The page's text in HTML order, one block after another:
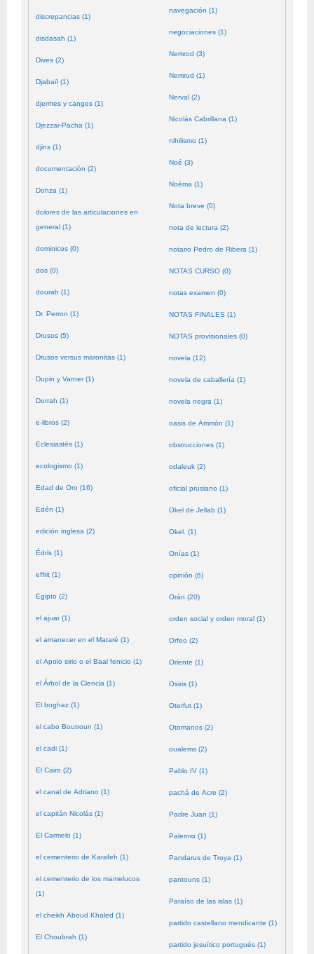
discrepancias (1)
disdasah (1)
Dives (2)
Djabaïl (1)
djermes y canges (1)
Djezzar-Pacha (1)
djins (1)
documentación (2)
Dohza (1)
dolores de las articulaciones en
general (1)
dominicos (0)
dos (0)
dourah (1)
Dr. Perron (1)
Drusos (5)
Drusos versus maronitas (1)
Dupin y Varner (1)
Durrah (1)
e-libros (2)
Eclesiastés (1)
ecologismo (1)
Edad de Oro (16)
Edén (1)
edición inglesa (2)
Édris (1)
effrit (1)
Egipto (2)
el ajuar (1)
el amanecer en el Mataré (1)
el Apolo sirio o el Baal fenicio (1)
el Árbol de la Ciencia (1)
El boghaz (1)
el cabo Boutroun (1)
el cadi (1)
El Cairo (2)
el canal de Adriano (1)
el capitán Nicolás (1)
El Carmelo (1)
el cementerio de Karafeh (1)
el cementerio de los mamelucos
(1)
el cheikh Aboud Khaled (1)
El Choubrah (1)
navegación (1)
negociaciones (1)
Nemrod (3)
Nemrud (1)
Nerval (2)
Nicolás Cabrillana (1)
nihilismo (1)
Noé (3)
Noéma (1)
Nota breve (0)
nota de lectura (2)
notario Pedro de Ribera (1)
NOTAS CURSO (0)
notas examen (0)
NOTAS FINALES (1)
NOTAS provisionales (0)
novela (12)
novela de caballería (1)
novela negra (1)
oasis de Ammón (1)
obstrucciones (1)
odaleuk (2)
oficial prusiano (1)
Okel de Jellab (1)
Okel. (1)
Onías (1)
opinión (6)
Orán (20)
orden social y orden moral (1)
Orfeo (2)
Oriente (1)
Osiris (1)
Oterfut (1)
Otomanos (2)
oualems (2)
Pablo IV (1)
pachá de Acre (2)
Padre Juan (1)
Palermo (1)
Pandarus de Troya (1)
pantouns (1)
Paraíso de las islas (1)
partido castellano mendicante (1)
partido jesuítico portugués (1)